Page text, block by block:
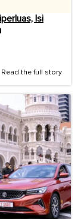
Isi
Read the full story